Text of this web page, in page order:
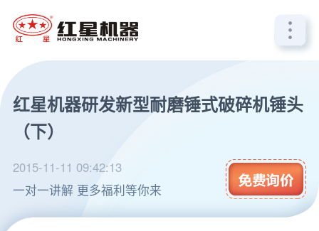
红星机器研发新型耐磨锤式破碎机锤头
（下）
2015-11-11 09:42:13
一对一讲解 更多福利等你来